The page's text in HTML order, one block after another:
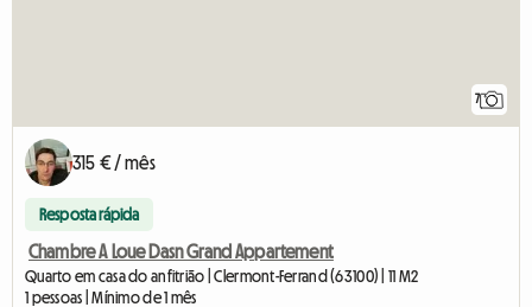
7
315 € / mês
Resposta rápida
Chambre A Loue Dasn Grand Appartement
Quarto em casa do anfitrião | Clermont-Ferrand (63100) | 11 M2
1 pessoas | Mínimo de 1 mês